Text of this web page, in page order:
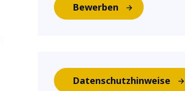
Bewerben
Datenschutzhinweise